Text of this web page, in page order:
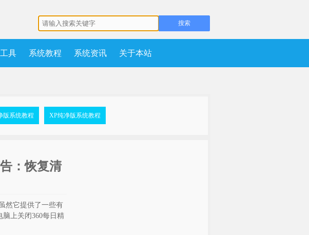
具 系统教程 系统资讯 关于本站
版系统教程 XP纯净版系统教程
：恢复清
然它提供了一些有
上关闭360每日精